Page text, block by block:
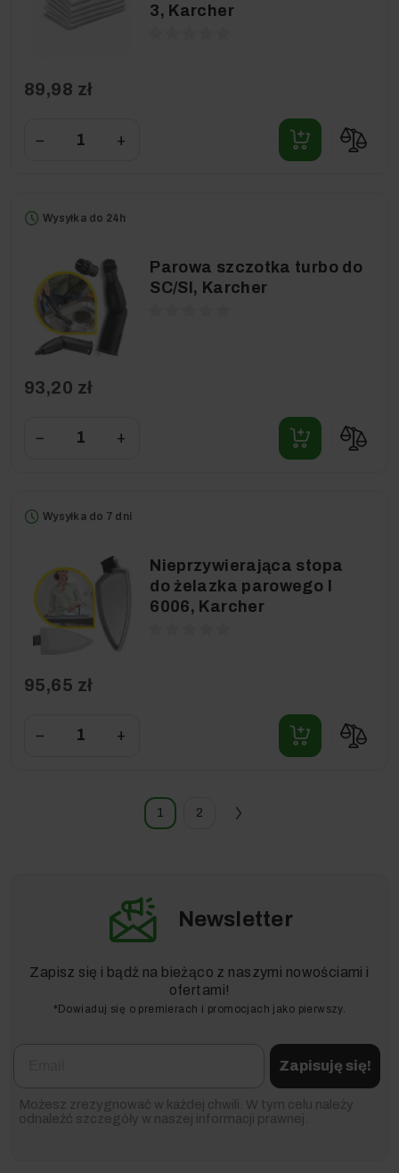
3, Karcher
89,98 zł
− +
Wysyłka do 24h
Parowa szczotka turbo do
SC/SI, Karcher
93,20 zł
− +
Wysyłka do 7 dni
Nieprzywierająca stopa
do żelazka parowego I
6006, Karcher
95,65 zł
− +
1 2
Newsletter
Zapisz się i bądź na bieżąco z naszymi nowościami i
ofertami!
*Dowiaduj się o premierach i promocjach jako pierwszy.
Zapisuję się!
Możesz zrezygnować w każdej chwili. W tym celu należy
odnaleźć szczegóły w naszej informacji prawnej.